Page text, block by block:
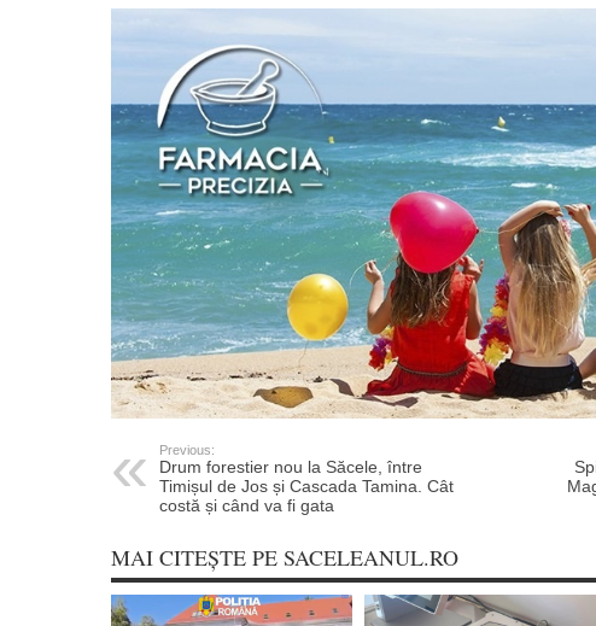
Previous:
Drum forestier nou la Săcele, între
Timișul de Jos și Cascada Tamina. Cât
costă și când va fi gata
MAI CITEȘTE PE SACELEANUL.RO